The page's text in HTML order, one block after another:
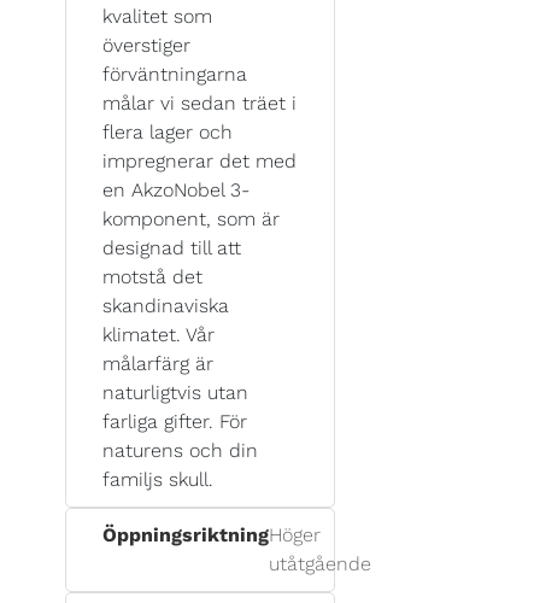
kvalitet som
överstiger
förväntningarna
målar vi sedan träet i
flera lager och
impregnerar det med
en AkzoNobel 3-
komponent, som är
designad till att
motstå det
skandinaviska
klimatet. Vår
målarfärg är
naturligtvis utan
farliga gifter. För
naturens och din
familjs skull.
ÖppningsriktningHöger
utåtgående